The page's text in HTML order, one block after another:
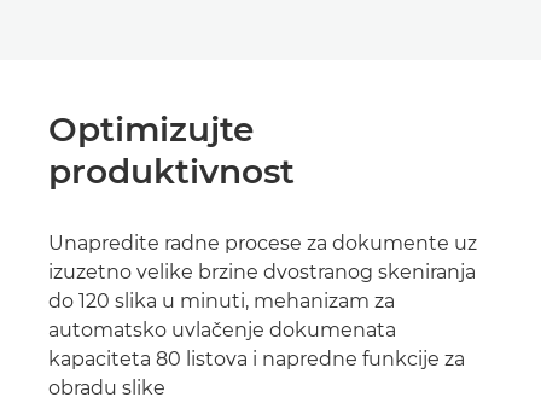
Optimizujte
produktivnost
Unapredite radne procese za dokumente uz
izuzetno velike brzine dvostranog skeniranja
do 120 slika u minuti, mehanizam za
automatsko uvlačenje dokumenata
kapaciteta 80 listova i napredne funkcije za
obradu slike